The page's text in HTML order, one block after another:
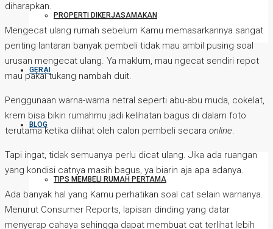
PROPERTI DIKERJASAMAKAN
GERAI
BLOG
TIPS MEMBELI RUMAH PERTAMA
diharapkan.
Mengecat ulang rumah sebelum Kamu memasarkannya sangat
penting lantaran banyak pembeli tidak mau ambil pusing soal
urusan mengecat ulang. Ya maklum, mau ngecat sendiri repot
mau pakai tukang nambah duit.
Penggunaan warna-warna netral seperti abu-abu muda, cokelat,
krem bisa bikin rumahmu jadi kelihatan bagus di dalam foto
terutama ketika dilihat oleh calon pembeli secara online.
Tapi ingat, tidak semuanya perlu dicat ulang. Jika ada ruangan
yang kondisi catnya masih bagus, ya biarin aja apa adanya.
Ada banyak hal yang Kamu perhatikan soal cat selain warnanya.
Menurut Consumer Reports, lapisan dinding yang datar
menyerap cahaya sehingga dapat membuat cat terlihat lebih